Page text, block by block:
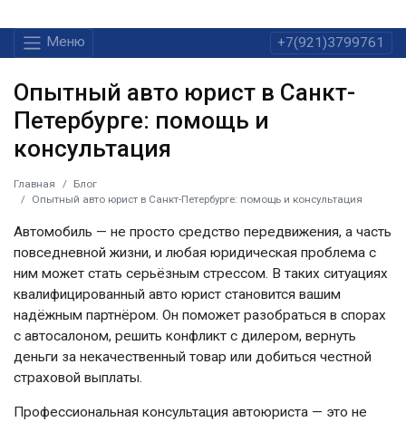
Меню +7(921)3799761
Опытный авто юрист в Санкт-
Петербурге: помощь и
консультация
Главная
Блог
Опытный авто юрист в Санкт-Петербурге: помощь и консультация
Автомобиль — не просто средство передвижения, а часть
повседневной жизни, и любая юридическая проблема с
ним может стать серьёзным стрессом. В таких ситуациях
квалифицированный авто юрист становится вашим
надёжным партнёром. Он поможет разобраться в спорах
с автосалоном, решить конфликт с дилером, вернуть
деньги за некачественный товар или добиться честной
страховой выплаты.
Профессиональная консультация автоюриста — это не